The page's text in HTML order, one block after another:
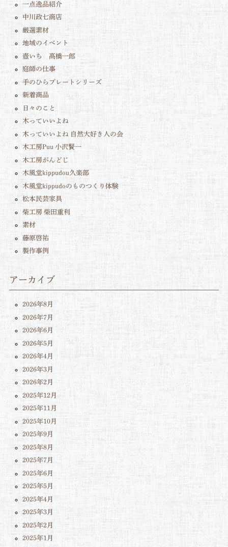
一点逸品紹介
中川政七商店
厳選素材
地域のイベント
壺いち 髙橋一郎
庭師の仕事
手のひらプレートシリーズ
新着商品
日々のこと
木っていいよね
木っていいよね 自然大好き人の会
木工房Puu 小沢賢一
木工房がんどじ
木風堂kippudou久楽部
木風堂kippudoのものつくり体験
松本民芸家具
柴工房 柴田重利
素材
藤原啓祐
製作事例
アーカイブ
2026年8月
2026年7月
2026年6月
2026年5月
2026年4月
2026年3月
2026年2月
2025年12月
2025年11月
2025年10月
2025年9月
2025年8月
2025年7月
2025年6月
2025年5月
2025年4月
2025年3月
2025年2月
2025年1月